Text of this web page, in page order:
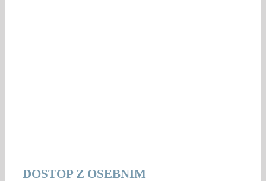
DOSTOP Z OSEBNIM